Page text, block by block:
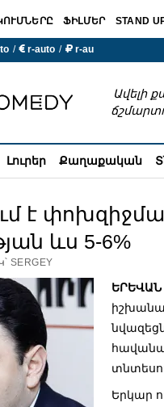
ՖԻԼՄԵՐ STAND
/  r-auto /  r-au
Ավելի
Լուրեր Քաղաքական
է
ևս 5-6%
SERGEY
ԵՐԵՎԱՆ
Երկար